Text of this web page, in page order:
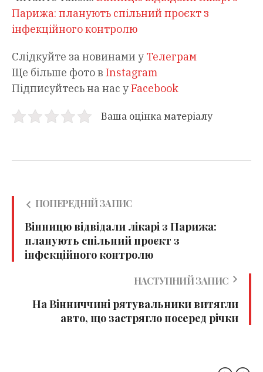
Парижа: планують спільний проєкт з
інфекційного контролю
Слідкуйте за новинами у Телеграм
Ще більше фото в Instagram
Підписуйтесь на нас уFacebook
Ваша оцінка матеріалу
ПОПЕРЕДНІЙ ЗАПИС
Вінницю відвідали лікарі з Парижа:
планують спільний проєкт з
інфекційного контролю
НАСТУПНИЙ ЗАПИС
На Вінниччині рятувальники витягли
авто, що застрягло посеред річки